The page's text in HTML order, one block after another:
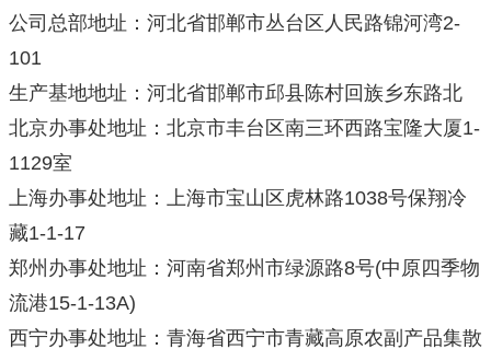
公司总部地址：河北省邯郸市丛台区人民路锦河湾2-
101
生产基地地址：河北省邯郸市邱县陈村回族乡东路北
北京办事处地址：北京市丰台区南三环西路宝隆大厦1-
1129室
上海办事处地址：上海市宝山区虎林路1038号保翔冷
藏1-1-17
郑州办事处地址：河南省郑州市绿源路8号(中原四季物
流港15-1-13A)
西宁办事处地址：青海省西宁市青藏高原农副产品集散